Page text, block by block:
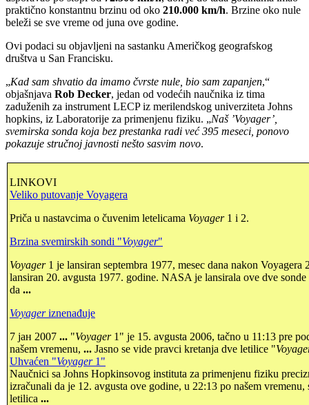
praktično konstantnu brzinu od oko 210.000 km/h. Brzine oko nule
beleži se sve vreme od juna ove godine.
Ovi podaci su objavljeni na sastanku Američkog geografskog
društva u San Francisku.
„Kad sam shvatio da imamo čvrste nule, bio sam zapanjen,“
objašnjava Rob Decker, jedan od vodećih naučnika iz tima
zaduženih za instrument LECP iz merilendskog univerziteta Johns
hopkins, iz Laboratorije za primenjenu fiziku. „Naš ’Voyager’,
svemirska sonda koja bez prestanka radi već 395 meseci, ponovo
pokazuje stručnoj javnosti nešto sasvim novo.
LINKOVI
Veliko putovanje Voyagera
Priča u nastavcima o čuvenim letelicama Voyager1 i 2.
Brzina svemirskih sondi "Voyager"
Voyager1 je lansiran septembra 1977, mesec dana nakon Voyagera
lansiran 20. avgusta 1977. godine. NASA je lansirala ove dve sonde
da ...
Voyageriznenađuje
7 јан 2007 ... "Voyager1" je 15. avgusta 2006, tačno u 11:13 pre
našem vremenu, ... Jasno se vide pravci kretanja dve letilice "
Uhvaćen "Voyager1"
Naučnici sa Johns Hopkinsovog instituta za primenjenu fiziku
izračunali da je 12. avgusta ove godine, u 22:13 po našem vremenu,
letilica ...